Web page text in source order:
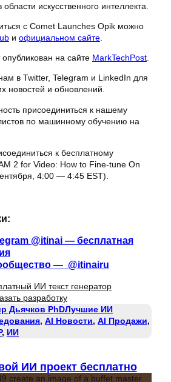
искусственного интеллекта.
с Comet Launches Opik можно
и официальном сайте
на сайте MarkTechPost
в Twitter, Telegram и LinkedIn для
новостей и обновлений.
присоединиться к нашему
по машинному обучению на
к бесплатному
2 for Video: How to Fine-tune On
4:00 — 4:45 EST).
@itinai — бесплатная
— @itinairu
ИИ текст генератор
разработку
Дьячков PhDЛучшие ИИ
, AI Новости, AI Продажи
, ИИ
ИИ проект бесплатно